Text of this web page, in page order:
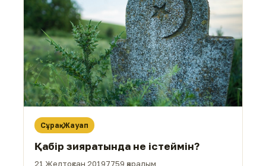
Сұрақ-Жауап
Қабір зияратында не істеймін?
21 Желтоқсан 20197759 қаралым